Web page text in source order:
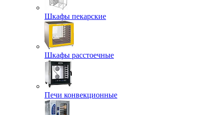
Шкафы пекарские
Шкафы расстоечные
Печи конвекционные